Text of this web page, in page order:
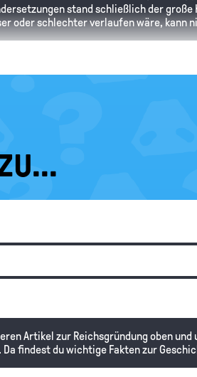
stand schließlich der
oder schlechter verlaufen wäre, kann
Artikel zur Reichsgründung oben
findest du wichtige Fakten zur